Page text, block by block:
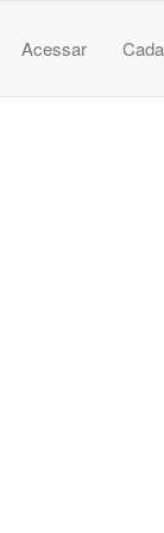
Acessar